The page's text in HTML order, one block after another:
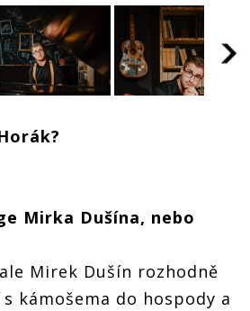
Na nic
si nehraju a tím
pádem jsem na
pódiu tak trochu
Mirka Dušína, nebo
Mirek Dušín rozhodně
kámošema do hospody a